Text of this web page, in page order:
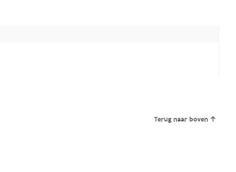
Terug naar boven